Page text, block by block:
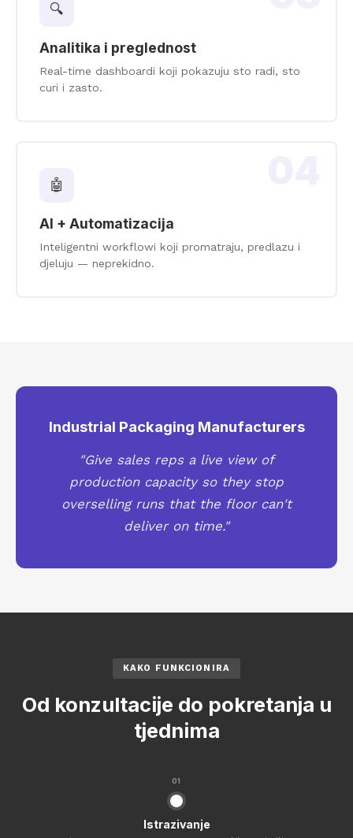
🔍
Analitika i preglednost
Real-time dashboardi koji pokazuju sto radi, sto
curi i zasto.
🤖
AI + Automatizacija
Inteligentni workflowi koji promatraju, predlazu i
djeluju — neprekidno.
Industrial Packaging Manufacturers
"Give sales reps a live view of
production capacity so they stop
overselling runs that the floor can't
deliver on time."
KAKO FUNKCIONIRA
Od konzultacije do pokretanja u
tjednima
01
Istrazivanje